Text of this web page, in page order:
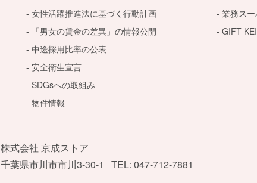
女性活躍推進法に基づく行動計画
「男女の賃金の差異」の情報公開
中途採用比率の公表
安全衛生宣言
SDGsへの取組み
物件情報
業務スー
GIFT
株式会社 京成ストア
千葉県市川市市川3-30-1
TEL: 047-712-7881